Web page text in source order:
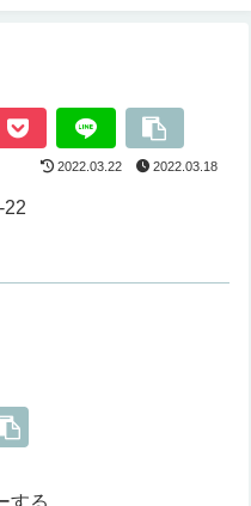
2022.03.22 2022.03.18
22
する